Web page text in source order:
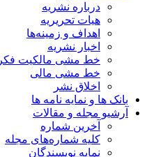
درباره نشریه
هیات تحریریه
اهداف و زمینه‌ها
اخبار نشریه
خط مشی مالکیت فکری
خط مشی مالی
اخلاق نشر
بانک ها و نمایه نامه ها
آرشیو مجله و مقالات
آخرین شماره
کلیه شماره‌های مجله
نمایه نویسندگان